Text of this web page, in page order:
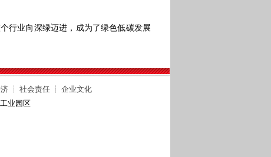
业向深绿迈进，成为了绿色低碳发展
┊ 社会责任 ┊ 企业文化
业园区